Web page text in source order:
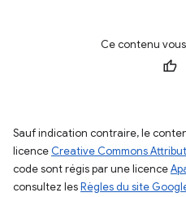
Ce contenu
Sauf indication contraire, le
licence Creative Commons
code sont régis par une licence
consultez lesRègles du site